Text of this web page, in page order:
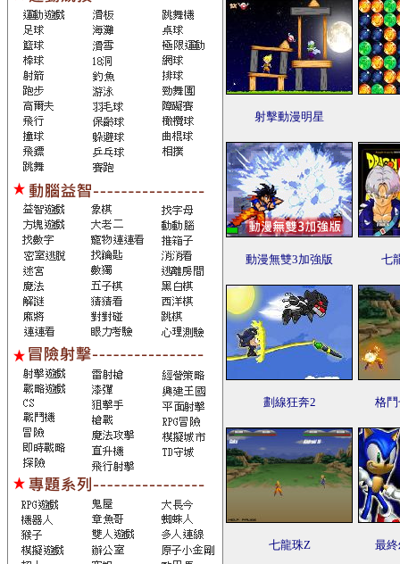
射擊動漫明星
動漫無雙3加強版 七
劃線狂奔2 格
七龍珠Z 最